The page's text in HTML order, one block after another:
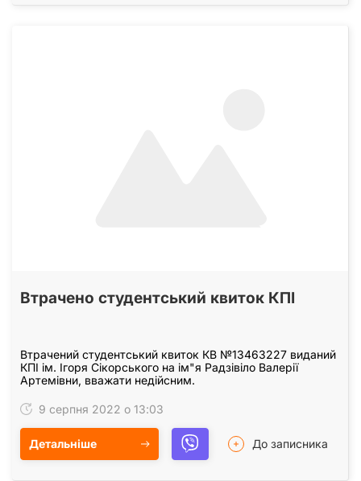
Втрачено студентський квиток КПІ
Втрачений студентський квиток КВ №13463227 виданий
КПІ ім. Ігоря Сікорського на ім"я Радзівіло Валерії
Артемівни, вважати недійсним.
9 серпня 2022 о 13:03
Детальніше До записника